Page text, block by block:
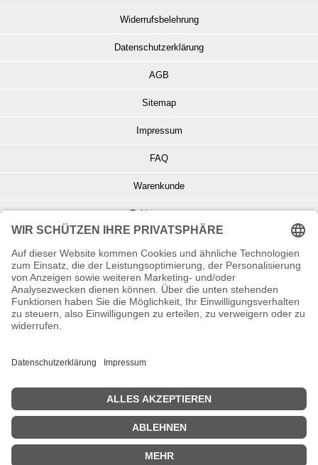
Widerrufsbelehrung
Datenschutzerklärung
AGB
Sitemap
Impressum
FAQ
Warenkunde
Zahlungsarten
Info zu Elektro- u. Elektronikgeräten
Batterieentsorgung
Informationen zur Echtheit von Kundenbewertungen
© Copyright 2026 Wohnambiente-Shop